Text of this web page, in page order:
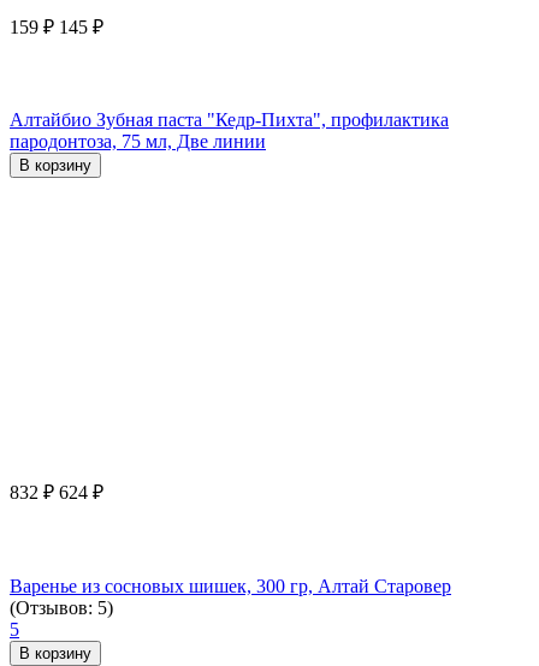
159 ₽ 145 ₽
Алтайбио Зубная паста "Кедр-Пихта", профилактика
пародонтоза, 75 мл, Две линии
В корзину
832 ₽ 624 ₽
Варенье из сосновых шишек, 300 гр, Алтай Старовер
(Отзывов: 5)
5
В корзину